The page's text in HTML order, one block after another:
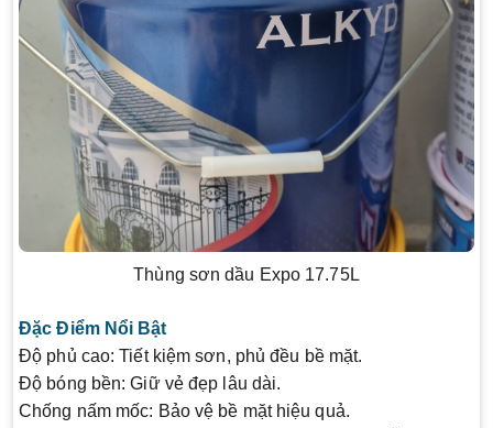
Thùng sơn dầu Expo 17.75L
Đặc Điểm Nổi Bật
Độ phủ cao: Tiết kiệm sơn, phủ đều bề mặt.
Độ bóng bền: Giữ vẻ đẹp lâu dài.
Chống nấm mốc: Bảo vệ bề mặt hiệu quả.